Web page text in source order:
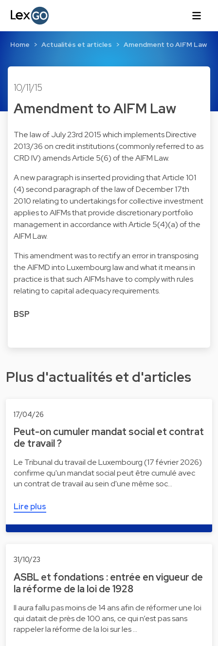
Home Actualités et articles Amendment to AIFM Law
10/11/15
Amendment to AIFM Law
The law of July 23rd 2015 which implements Directive
2013/36 on credit institutions (commonly referred to as
CRD IV) amends Article 5(6) of the AIFM Law.
A new paragraph is inserted providing that Article 101
(4) second paragraph of the law of December 17th
2010 relating to undertakings for collective investment
applies to AIFMs that provide discretionary portfolio
management in accordance with Article 5(4)(a) of the
AIFM Law.
This amendment was to rectify an error in transposing
the AIFMD into Luxembourg law and what it means in
practice is that such AIFMs have to comply with rules
relating to capital adequacy requirements.
BSP
Plus d'actualités et d'articles
17/04/26
Peut-on cumuler mandat social et contrat
de travail ?
Le Tribunal du travail de Luxembourg (17 février 2026)
confirme qu'un mandat social peut être cumulé avec
un contrat de travail au sein d'une même soc…
Lire plus
31/10/23
ASBL et fondations : entrée en vigueur de
la réforme de la loi de 1928
Il aura fallu pas moins de 14 ans afin de réformer une loi
qui datait de près de 100 ans, ce qui n’est pas sans
rappeler la réforme de la loi sur les …